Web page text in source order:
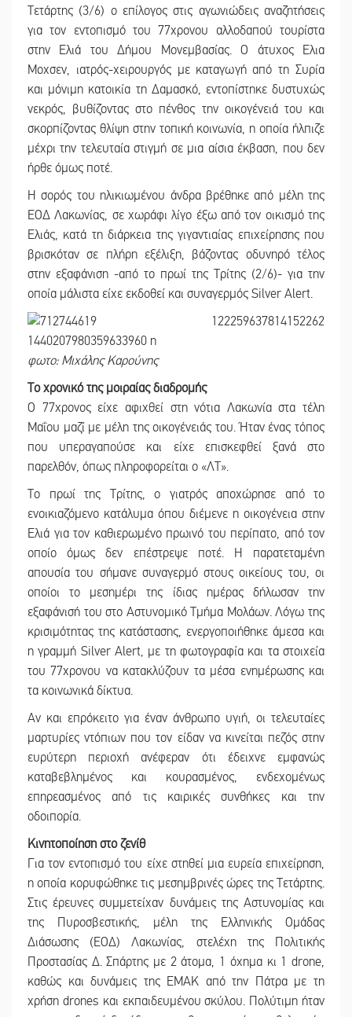
Τετάρτης (3/6) ο επίλογος στις αγωνιώδεις αναζητήσεις
για τον εντοπισμό του 77χρονου αλλοδαπού τουρίστα
στην Ελιά του Δήμου Μονεμβασίας. Ο άτυχος Ελια
Μοχσεν, ιατρός-χειρουργός με καταγωγή από τη Συρία
και μόνιμη κατοικία τη Δαμασκό, εντοπίστηκε δυστυχώς
νεκρός, βυθίζοντας στο πένθος την οικογένειά του και
σκορπίζοντας θλίψη στην τοπική κοινωνία, η οποία ήλπιζε
μέχρι την τελευταία στιγμή σε μια αίσια έκβαση, που δεν
ήρθε όμως ποτέ.
Η σορός του ηλικιωμένου άνδρα βρέθηκε από μέλη της
ΕΟΔ Λακωνίας, σε χωράφι λίγο έξω από τον οικισμό της
Ελιάς, κατά τη διάρκεια της γιγαντιαίας επιχείρησης που
βρισκόταν σε πλήρη εξέλιξη, βάζοντας οδυνηρό τέλος
στην εξαφάνιση -από το πρωί της Τρίτης (2/6)- για την
οποία μάλιστα είχε εκδοθεί και συναγερμός Silver Alert.
φωτο: Μιχάλης Καρούνης
Το χρονικό της μοιραίας διαδρομής
Ο 77χρονος είχε αφιχθεί στη νότια Λακωνία στα τέλη
Μαΐου μαζί με μέλη της οικογένειάς του. Ήταν ένας τόπος
που υπεραγαπούσε και είχε επισκεφθεί ξανά στο
παρελθόν, όπως πληροφορείται ο «ΛΤ».
Το πρωί της Τρίτης, ο γιατρός αποχώρησε από το
ενοικιαζόμενο κατάλυμα όπου διέμενε η οικογένεια στην
Ελιά για τον καθιερωμένο πρωινό του περίπατο, από τον
οποίο όμως δεν επέστρεψε ποτέ. Η παρατεταμένη
απουσία του σήμανε συναγερμό στους οικείους του, οι
οποίοι το μεσημέρι της ίδιας ημέρας δήλωσαν την
εξαφάνισή του στο Αστυνομικό Τμήμα Μολάων. Λόγω της
κρισιμότητας της κατάστασης, ενεργοποιήθηκε άμεσα και
η γραμμή Silver Alert, με τη φωτογραφία και τα στοιχεία
του 77χρονου να κατακλύζουν τα μέσα ενημέρωσης και
τα κοινωνικά δίκτυα.
Αν και επρόκειτο για έναν άνθρωπο υγιή, οι τελευταίες
μαρτυρίες ντόπιων που τον είδαν να κινείται πεζός στην
ευρύτερη περιοχή ανέφεραν ότι έδειχνε εμφανώς
καταβεβλημένος και κουρασμένος, ενδεχομένως
επηρεασμένος από τις καιρικές συνθήκες και την
οδοιπορία.
Κινητοποίηση στο ζενίθ
Για τον εντοπισμό του είχε στηθεί μια ευρεία επιχείρηση,
η οποία κορυφώθηκε τις μεσημβρινές ώρες της Τετάρτης.
Στις έρευνες συμμετείχαν δυνάμεις της Αστυνομίας και
της Πυροσβεστικής, μέλη της Ελληνικής Ομάδας
Διάσωσης (ΕΟΔ) Λακωνίας, στελέχη της Πολιτικής
Προστασίας Δ. Σπάρτης με 2 άτομα, 1 όχημα κι 1 drone,
καθώς και δυνάμεις της ΕΜΑΚ από την Πάτρα με τη
χρήση drones και εκπαιδευμένου σκύλου. Πολύτιμη ήταν